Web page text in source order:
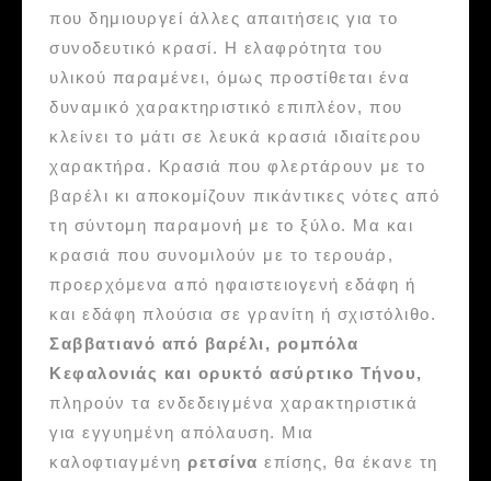
που δημιουργεί άλλες απαιτήσεις για το
συνοδευτικό κρασί. Η ελαφρότητα του
υλικού παραμένει, όμως προστίθεται ένα
δυναμικό χαρακτηριστικό επιπλέον, που
κλείνει το μάτι σε λευκά κρασιά ιδιαίτερου
χαρακτήρα. Κρασιά που φλερτάρουν με το
βαρέλι κι αποκομίζουν πικάντικες νότες από
τη σύντομη παραμονή με το ξύλο. Μα και
κρασιά που συνομιλούν με το τερουάρ,
προερχόμενα από ηφαιστειογενή εδάφη ή
και εδάφη πλούσια σε γρανίτη ή σχιστόλιθο.
Σαββατιανό από βαρέλι, ρομπόλα
Κεφαλονιάς και ορυκτό ασύρτικο Τήνου,
πληρούν τα ενδεδειγμένα χαρακτηριστικά
για εγγυημένη απόλαυση. Μια
καλοφτιαγμένη ρετσίνα επίσης, θα έκανε τη